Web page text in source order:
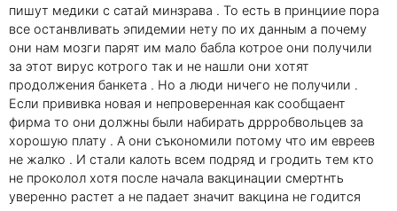
пишут медики с сатай минзрава . То есть в принциие пора
все останвливать эпидемии нету по их данным а почему
они нам мозги парят им мало бабла котрое они получили
за этот вирус котрого так и не нашли они хотят
продолжения банкета . Но а люди ничего не получили .
Если прививка новая и непроверенная как сообщаент
фирма то они должны были набирать дррробвольцев за
хорошую плату . А они съкономили потому что им евреев
не жалко . И стали калоть всем подряд и гродить тем кто
не проколол хотя после начала вакцинации смертнть
уверенно растет а не падает значит вакцина не годится